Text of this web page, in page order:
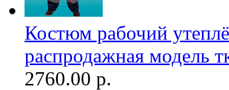
Костюм рабочий
распродажная модель
2760.00 р.